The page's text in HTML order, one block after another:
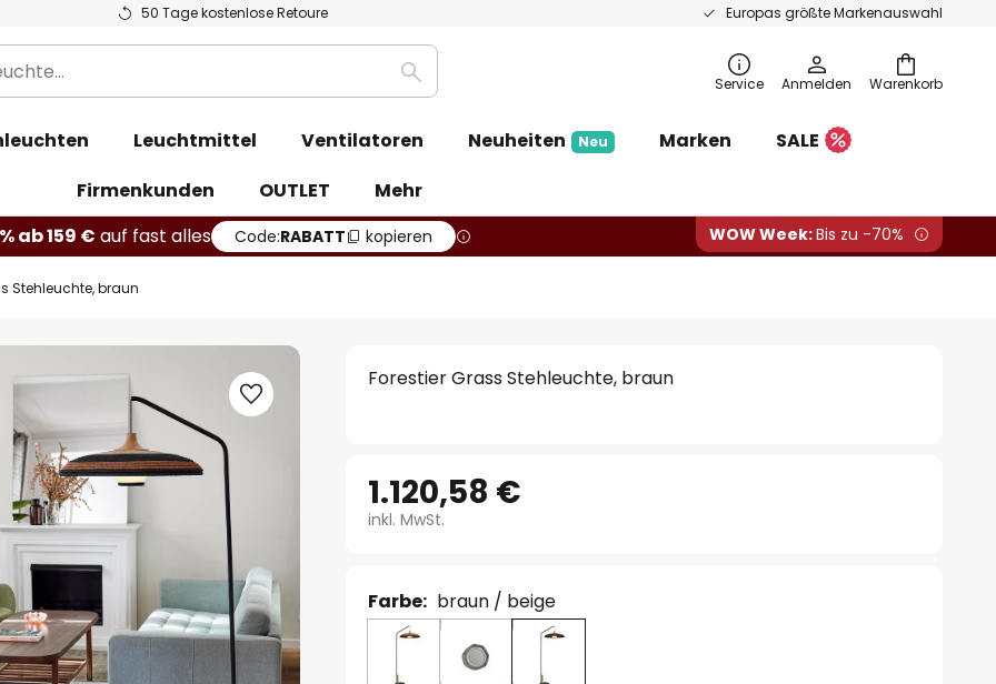
50 Tage kostenlose Retoure Europas größte Markenauswahl
Warenkorb
Suche Service Anmelden
Leuchtmittel Ventilatoren Neuheiten Neu Marken
SALE
Firmenkunden
OUTLET
Mehr
ab 159 € auf fast alles Code:RABATT kopieren WOW Week:Bis zu -70%
Stehleuchte, braun
Forestier Grass Stehleuchte, braun
1.120,58 €
inkl. MwSt.
Farbe: braun / beige